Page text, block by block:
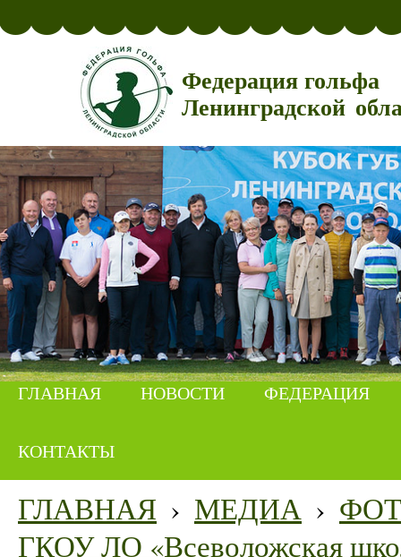
Федерация гольфа
Ленинградской
ГЛАВНАЯ НОВОСТИ ФЕДЕРАЦИЯ
КОНТАКТЫ
ГЛАВНАЯ › МЕДИА ›
ГКОУ ЛО «Всеволожская